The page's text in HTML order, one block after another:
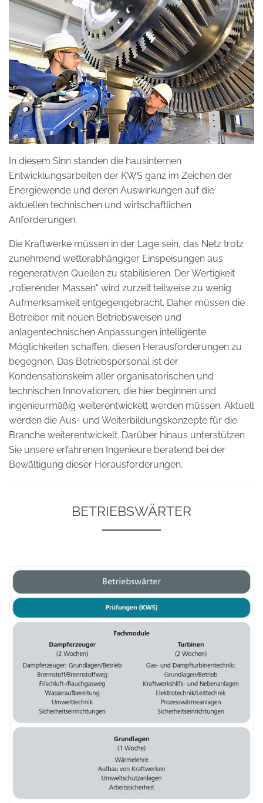
In diesem Sinn standen die hausinternen
Entwicklungsarbeiten der KWS ganz im Zeichen der
Energiewende und deren Auswirkungen auf die
aktuellen technischen und wirtschaftlichen
Anforderungen.
Die Kraftwerke müssen in der Lage sein, das Netz trotz
zunehmend wetterabhängiger Einspeisungen aus
regenerativen Quellen zu stabilisieren. Der Wertigkeit
„rotierender Massen“ wird zurzeit teilweise zu wenig
Aufmerksamkeit entgegengebracht. Daher müssen die
Betreiber mit neuen Betriebsweisen und
anlagentechnischen Anpassungen intelligente
Möglichkeiten schaffen, diesen Herausforderungen zu
begegnen. Das Betriebspersonal ist der
Kondensationskeim aller organisatorischen und
technischen Innovationen, die hier beginnen und
ingenieurmäßig weiterentwickelt werden müssen. Aktuell
werden die Aus- und Weiterbildungskonzepte für die
Branche weiterentwickelt. Darüber hinaus unterstützen
Sie unsere erfahrenen Ingenieure beratend bei der
Bewältigung dieser Herausforderungen.
BETRIEBSWÄRTER